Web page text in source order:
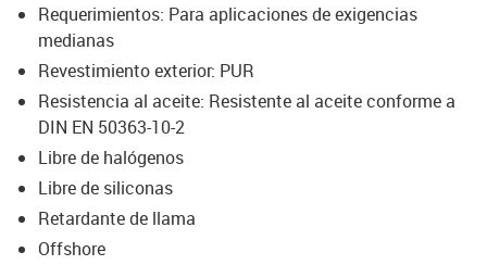
Requerimientos: Para aplicaciones de exigencias
medianas
Revestimiento exterior: PUR
Resistencia al aceite: Resistente al aceite conforme a
DIN EN 50363-10-2
Libre de halógenos
Libre de siliconas
Retardante de llama
Offshore